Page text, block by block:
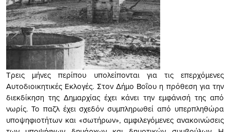
Τρεις μήνες περίπου υπολείπονται για τις επερχόμενες
Αυτοδιοικητικές Εκλογές. Στον Δήμο Βοΐου η πρόθεση για την
διεκδίκηση της Δημαρχίας έχει κάνει την εμφάνισή της από
νωρίς. Το παζλ έχει σχεδόν συμπληρωθεί από υπερπληθώρα
υποψηφιοτήτων και «σωτήρων», αμφιλεγόμενες ανακοινώσεις